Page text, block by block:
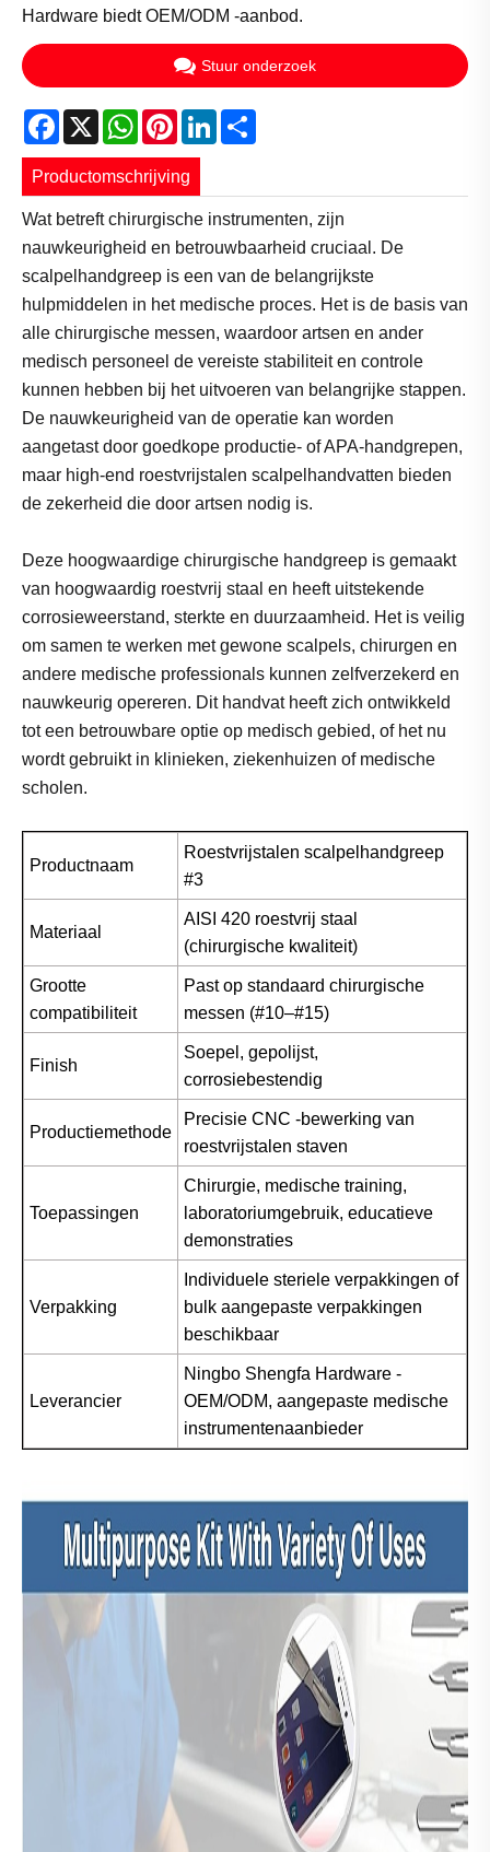
Hardware biedt OEM/ODM -aanbod.
Stuur onderzoek
Facebook
X WhatsApp
PinterestLinkedIn
Productomschrijving
Wat betreft chirurgische instrumenten, zijn
nauwkeurigheid en betrouwbaarheid cruciaal. De
scalpelhandgreep is een van de belangrijkste
hulpmiddelen in het medische proces. Het is de basis van
alle chirurgische messen, waardoor artsen en ander
medisch personeel de vereiste stabiliteit en controle
kunnen hebben bij het uitvoeren van belangrijke stappen.
De nauwkeurigheid van de operatie kan worden
aangetast door goedkope productie- of APA-handgrepen,
maar high-end roestvrijstalen scalpelhandvatten bieden
de zekerheid die door artsen nodig is.
Deze hoogwaardige chirurgische handgreep is gemaakt
van hoogwaardig roestvrij staal en heeft uitstekende
corrosieweerstand, sterkte en duurzaamheid. Het is veilig
om samen te werken met gewone scalpels, chirurgen en
andere medische professionals kunnen zelfverzekerd en
nauwkeurig opereren. Dit handvat heeft zich ontwikkeld
tot een betrouwbare optie op medisch gebied, of het nu
wordt gebruikt in klinieken, ziekenhuizen of medische
scholen.
Productnaam
Roestvrijstalen scalpelhandgreep
#3
Materiaal
AISI 420 roestvrij staal
(chirurgische kwaliteit)
Grootte
compatibiliteit
Past op standaard chirurgische
messen (#10–#15)
Finish
Soepel, gepolijst,
corrosiebestendig
Productiemethode
Precisie CNC -bewerking van
roestvrijstalen staven
Toepassingen
Chirurgie, medische training,
laboratoriumgebruik, educatieve
demonstraties
Verpakking
Individuele steriele verpakkingen of
bulk aangepaste verpakkingen
beschikbaar
Leverancier
Ningbo Shengfa Hardware -
OEM/ODM, aangepaste medische
instrumentenaanbieder